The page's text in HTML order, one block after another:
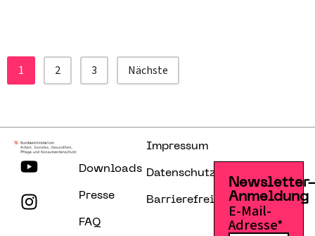
1 2 3 Nächste
Downloads
Presse
FAQ
Impressum
Datenschutzerklärung
Barrierefreiheitserklärung
Anmeldung
E-Mail-
Adresse*